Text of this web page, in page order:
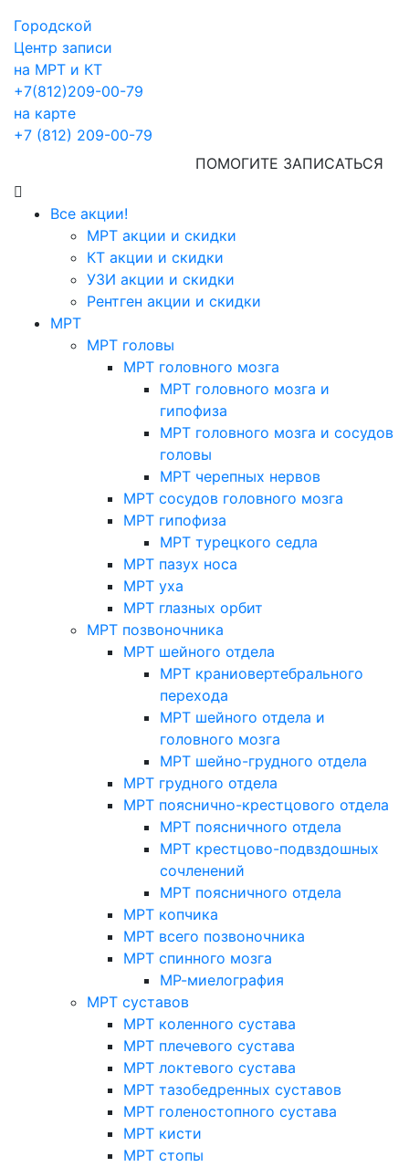
Городской
Центр записи
на МРТ и КТ
+7(812)209-00-79
на карте
+7 (812) 209-00-79
ПОМОГИТЕ ЗАПИСАТЬСЯ
Все акции!
МРТ акции и скидки
КТ акции и скидки
УЗИ акции и скидки
Рентген акции и скидки
МРТ
МРТ головы
МРТ головного мозга
МРТ головного мозга и
гипофиза
МРТ головного мозга и сосудов
головы
МРТ черепных нервов
МРТ сосудов головного мозга
МРТ гипофиза
МРТ турецкого седла
МРТ пазух носа
МРТ уха
МРТ глазных орбит
МРТ позвоночника
МРТ шейного отдела
МРТ краниовертебрального
перехода
МРТ шейного отдела и
головного мозга
МРТ шейно-грудного отдела
МРТ грудного отдела
МРТ пояснично-крестцового отдела
МРТ поясничного отдела
МРТ крестцово-подвздошных
сочленений
МРТ поясничного отдела
МРТ копчика
МРТ всего позвоночника
МРТ спинного мозга
МР-миелография
МРТ суставов
МРТ коленного сустава
МРТ плечевого сустава
МРТ локтевого сустава
МРТ тазобедренных суставов
МРТ голеностопного сустава
МРТ кисти
МРТ стопы